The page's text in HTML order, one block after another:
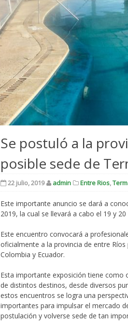
Se postuló a la
posible sede de
22 julio, 2019 admin Entre Rios,
Este importante anuncio se dará a
2019, la cual se llevará a cabo el 19 y
Este encuentro convocará a
oficialmente a la provincia de entre
Colombia y Ecuador.
Esta importante exposición tiene
de distintos destinos, desde diversos
estos encuentros se logra una
importantes para impulsar el mercado
postulación y volverse sede de tan